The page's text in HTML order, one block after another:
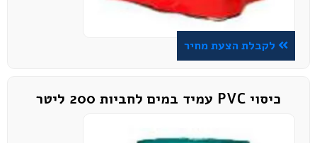
לקבלת הצעת מחיר
כיסוי PVC עמיד במים לחביות 200 ליטר